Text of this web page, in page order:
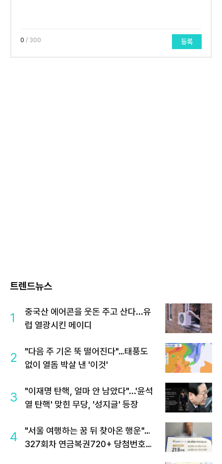
0 / 300 등록
트렌드뉴스
1
중국산 에어콘을 웃돈 주고 산다...유
럽 열광시킨 메이디
2
"다음 주 기온 뚝 떨어진다"…태풍도
없이 열돔 박살 낸 '이것'
3
"이재명 탄핵, 얼마 안 남았다"...'윤석
열 탄핵' 맞힌 무당, '성지글' 등장
4
"서울 여행하는 꿈 뒤 찾아온 행운"…
327회차 연금복권720+ 당첨번호조